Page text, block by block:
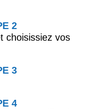
2
choisissiez vos
3
4